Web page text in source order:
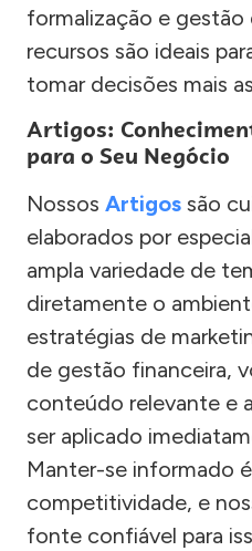
formalização e gestão
recursos são ideais
tomar decisões mais
Artigos:
para o Seu Negócio
Nossos Artigos são
elaborados por
ampla variedade de
diretamente o
estratégias de
de gestão financeira,
conteúdo relevante e
ser aplicado
Manter-se informado
competitividade, e
fonte confiável para